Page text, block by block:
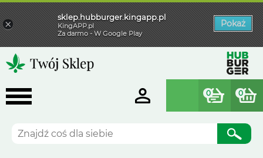
0 0
Szukaj
×
sklep.hubburger.kingapp.pl
KingAPP.pl
Za darmo - W Google Play
Pokaż